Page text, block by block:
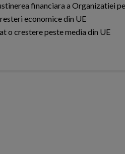
financiara a Organizatiei
economice din UE
o crestere peste media din UE